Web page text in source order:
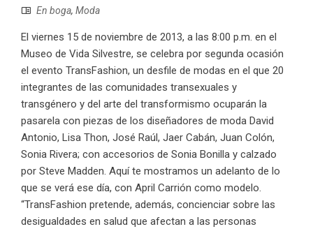
En boga, Moda
El viernes 15 de noviembre de 2013, a las 8:00 p.m. en el
Museo de Vida Silvestre, se celebra por segunda ocasión
el evento TransFashion, un desfile de modas en el que 20
integrantes de las comunidades transexuales y
transgénero y del arte del transformismo ocuparán la
pasarela con piezas de los diseñadores de moda David
Antonio, Lisa Thon, José Raúl, Jaer Cabán, Juan Colón,
Sonia Rivera; con accesorios de Sonia Bonilla y calzado
por Steve Madden. Aquí te mostramos un adelanto de lo
que se verá ese día, con April Carrión como modelo.
“TransFashion pretende, además, concienciar sobre las
desigualdades en salud que afectan a las personas